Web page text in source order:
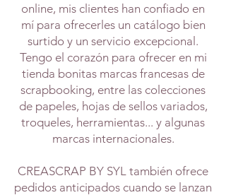
online, mis clientes han confiado en
mí para ofrecerles un catálogo bien
surtido y un servicio excepcional.
Tengo el corazón para ofrecer en mi
tienda bonitas marcas francesas de
scrapbooking, entre las colecciones
de papeles, hojas de sellos variados,
troqueles, herramientas... y algunas
marcas internacionales.
CREASCRAP BY SYL también ofrece
pedidos anticipados cuando se lanzan